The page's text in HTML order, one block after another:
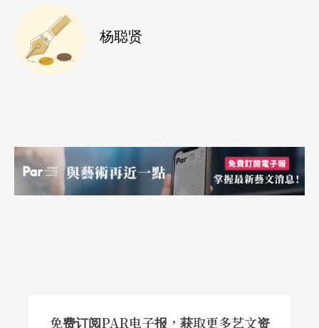
杨聪贤
免费订阅PAR电子报，获取更多艺文资